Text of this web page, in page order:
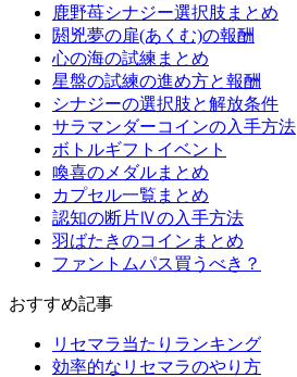
鹿野苺シナジー選択肢まとめ
閼兇夢の扉(あくむ)の報酬
心の海の試練まとめ
星盤の試練の進め方と報酬
シナジーの選択肢と解放条件
サラマンダーコインの入手方法
ボトルギフトイベント
喚喜のメダルまとめ
カプセル一覧まとめ
認知の断片Ⅳの入手方法
羽ばたきのコインまとめ
ファントムパス買うべき？
おすすめ記事
リセマラ当たりランキング
効率的なリセマラのやり方